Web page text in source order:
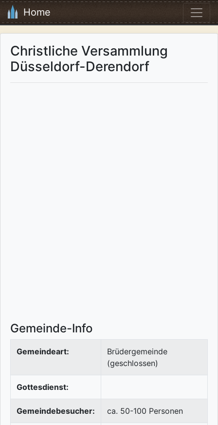
Home
Christliche Versammlung
Düsseldorf-Derendorf
Gemeinde-Info
Gemeindeart:
Brüdergemeinde
(geschlossen)
Gottesdienst:
Gemeindebesucher: ca. 50-100 Personen